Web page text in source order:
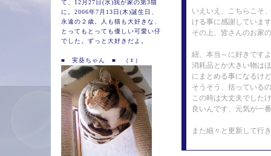
て、12月27日(水)我が家の第3猫
に。2006年7月13日(木)誕生日、
永遠の２歳。人も猫も大好きな、
とってもとっても優しい可愛い仔
でした。ずっと大好きだよ。
■ 実葵ちゃん ■ （♀）
いえいえ、こちらこそ
ける事に感謝していま
その上、皆さんのお家
紐、本当～に好きです
消耗品とか大きい物は
にまとめる事になるけ
そうそう、括っている
この時は大丈夫でした
良いんです、元気が一
また細々と更新して行